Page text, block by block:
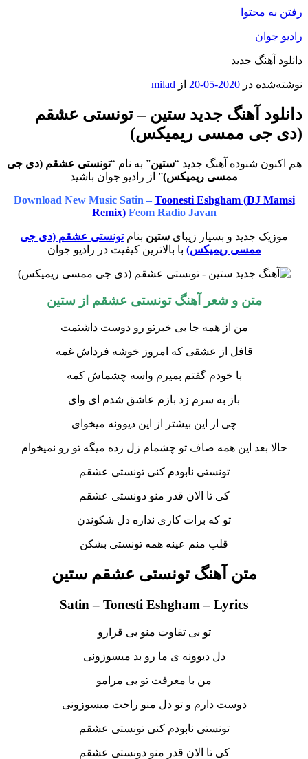
رفتن به محتوا
رادیو جوان
دانلود آهنگ جدید
نوشته‌شده در 2020-05-20 از milad
دانلود آهنگ جدید ستین – تونستی عشقم
(دی جی ممسی ریمیکس)
هم اکنون شنوده آهنگ جدید “ستین” به نام “تونستی عشقم (دی جی
ممسی ریمیکس)” از رادیو جوان باشید
Download New Music Satin – Toonesti Eshgham (DJ Mamsi
Remix)Feom Radio Javan
موزیک جدید و بسیار زیبای ستین بنام تونستی عشقم (دی جی
ممسی ریمیکس) با بالاترین کیفیت در رادیو جوان
متن و شعر آهنگ تونستی عشقم از ستین
من از همه جا بی خبرتو رو دوست داشتمت
قافل از عشقی که امروز خوشه فرداش غمه
با خودم گفتم بمیرم واسه چشماش کمه
باز به سرم زد بازم عاشق شدم ای وای
چی از این بیشتر از این دیوونه میخوای
حالا بعد این همه صاف تو چشمام زل زده میگه تو رو نمیخوام
تونستی نابودم کنی تونستی عشقم
کی تا الان قدر منو دونستی عشقم
تو که برات کاری نداره دل شکوندن
قلب منم عینه همه تونستی بشکن
متن آهنگ تونستی عشقم ستین
Satin – Tonesti Eshgham – Lyrics
تو بی تفاوت منو بی قرارو
دل دیوونه ی ما رو بد میسوزونی
من با معرفت تو بی مرامو
دوست دارم و تو دل منو راحت میسوزونی
تونستی نابودم کنی تونستی عشقم
کی تا الان قدر منو دونستی عشقم